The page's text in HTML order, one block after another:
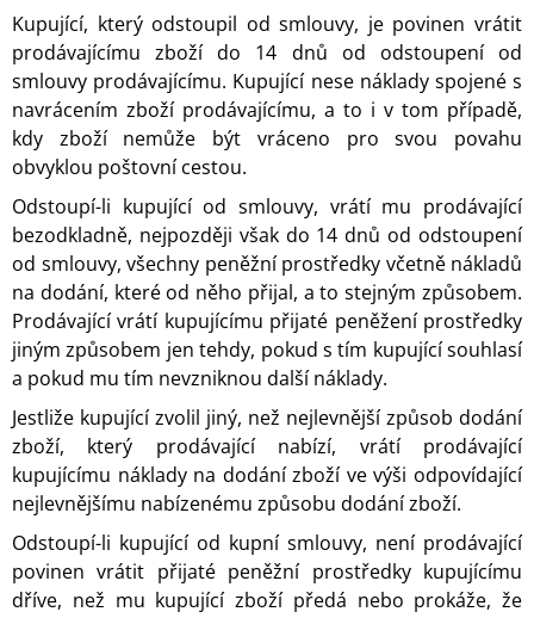
Kupující, který odstoupil od smlouvy, je povinen vrátit
prodávajícímu zboží do 14 dnů od odstoupení od
smlouvy prodávajícímu. Kupující nese náklady spojené s
navrácením zboží prodávajícímu, a to i v tom případě,
kdy zboží nemůže být vráceno pro svou povahu
obvyklou poštovní cestou.
Odstoupí-li kupující od smlouvy, vrátí mu prodávající
bezodkladně, nejpozději však do 14 dnů od odstoupení
od smlouvy, všechny peněžní prostředky včetně nákladů
na dodání, které od něho přijal, a to stejným způsobem.
Prodávající vrátí kupujícímu přijaté peněžení prostředky
jiným způsobem jen tehdy, pokud s tím kupující souhlasí
a pokud mu tím nevzniknou další náklady.
Jestliže kupující zvolil jiný, než nejlevnější způsob dodání
zboží, který prodávající nabízí, vrátí prodávající
kupujícímu náklady na dodání zboží ve výši odpovídající
nejlevnějšímu nabízenému způsobu dodání zboží.
Odstoupí-li kupující od kupní smlouvy, není prodávající
povinen vrátit přijaté peněžní prostředky kupujícímu
dříve, než mu kupující zboží předá nebo prokáže, že